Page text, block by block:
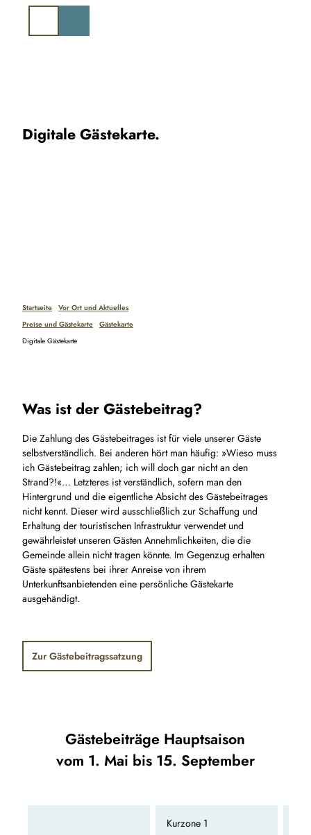
Digitale Gästekarte.
Startseite Vor Ort und Aktuelles
Preise und Gästekarte Gästekarte
Digitale Gästekarte
Was ist der Gästebeitrag?
Die Zahlung des Gästebeitrages ist für viele unserer Gäste
selbstverständlich. Bei anderen hört man häufig: »Wieso muss
ich Gästebeitrag zahlen; ich will doch gar nicht an den
Strand?!«… Letzteres ist verständlich, sofern man den
Hintergrund und die eigentliche Absicht des Gästebeitrages
nicht kennt. Dieser wird ausschließlich zur Schaffung und
Erhaltung der touristischen Infrastruktur verwendet und
gewährleistet unseren Gästen Annehmlichkeiten, die die
Gemeinde allein nicht tragen könnte. Im Gegenzug erhalten
Gäste spätestens bei ihrer Anreise von ihrem
Unterkunftsanbietenden eine persönliche Gästekarte
ausgehändigt.
Zur Gästebeitragssatzung
Gästebeiträge Hauptsaison
vom 1. Mai bis 15. September
Kurzone 1